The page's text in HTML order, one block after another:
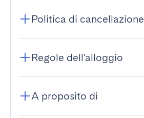
Politica di cancellazione
Regole dell'alloggio
A proposito di